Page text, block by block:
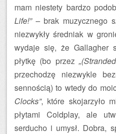
mam niestety bardzo
Life!”– brak muzycznego
niezwykły średniak w
wydaje się, że Gallagher
płytkę (bo przez
przechodzę niezwykle
sennością) to wtedy do
Clocks”, które skojarzyło
płytami Coldplay, ale
serducho i umysł. Dobra,